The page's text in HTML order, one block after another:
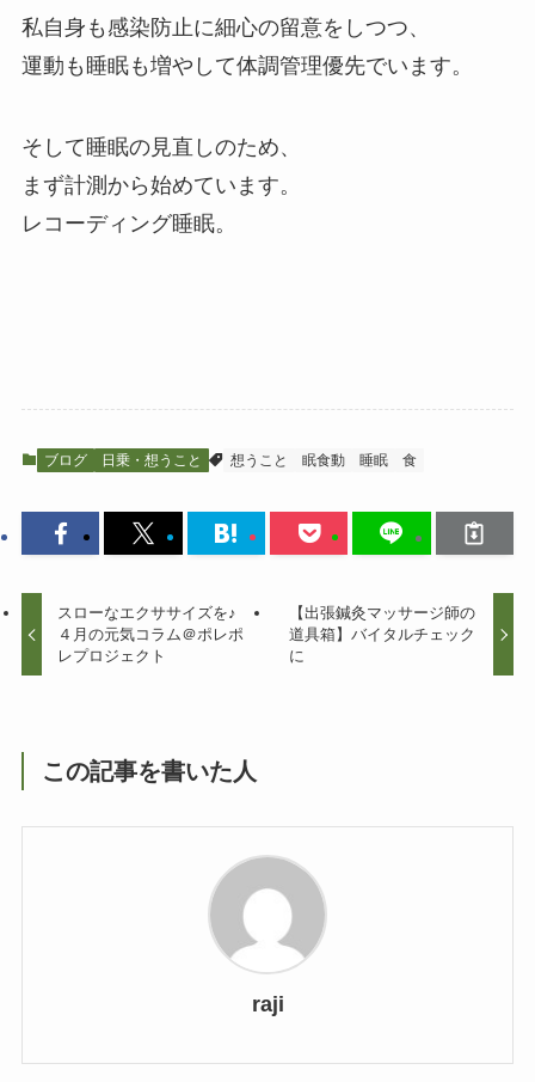
私自身も感染防止に細心の留意をしつつ、
運動も睡眠も増やして体調管理優先でいます。
そして睡眠の見直しのため、
まず計測から始めています。
レコーディング睡眠。
ブログ 日乗・想うこと 想うこと 眠食動 睡眠 食
スローなエクササイズを♪
４月の元気コラム＠ポレポ
レプロジェクト
【出張鍼灸マッサージ師の
道具箱】バイタルチェック
に
この記事を書いた人
raji